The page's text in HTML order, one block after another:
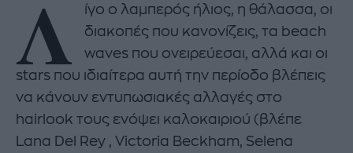
Λ
ίγο ο λαμπερός ήλιος, η θάλασσα, οι
διακοπές που κανονίζεις, τα beach
waves που ονειρεύεσαι, αλλά και οι
stars που ιδιαίτερα αυτή την περίοδο βλέπεις
να κάνουν εντυπωσιακές αλλαγές στο
hairlook τους ενόψει καλοκαιριού (βλέπε
Lana Del Rey , Victoria Beckham, Selena